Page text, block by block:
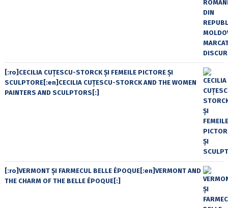
[:ro]CECILIA CUŢESCU-STORCK ŞI FEMEILE PICTORE ŞI
SCULPTORE[:en]CECILIA CUŢESCU-STORCK AND THE WOMEN
PAINTERS AND SCULPTORS[:]
[:ro]VERMONT ȘI FARMECUL BELLE ÉPOQUE[:en]VERMONT AND
THE CHARM OF THE BELLE ÉPOQUE[:]